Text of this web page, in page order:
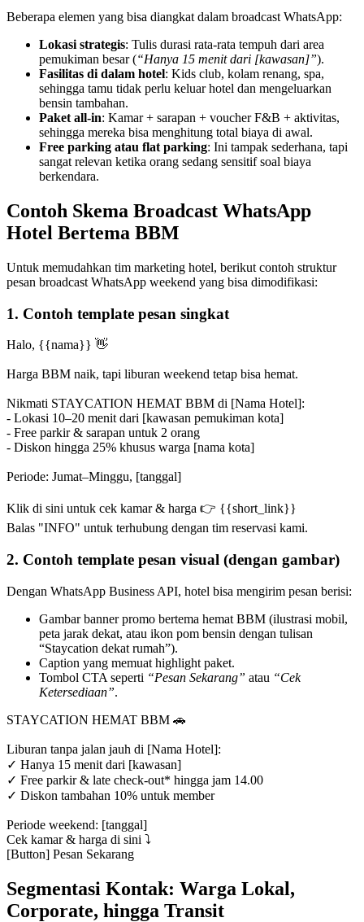
Beberapa elemen yang bisa diangkat dalam broadcast WhatsApp:
Lokasi strategis: Tulis durasi rata-rata tempuh dari area
pemukiman besar (“Hanya 15 menit dari [kawasan]”).
Fasilitas di dalam hotel: Kids club, kolam renang, spa,
sehingga tamu tidak perlu keluar hotel dan mengeluarkan
bensin tambahan.
Paket all-in: Kamar + sarapan + voucher F&B + aktivitas,
sehingga mereka bisa menghitung total biaya di awal.
Free parking atau flat parking: Ini tampak sederhana, tapi
sangat relevan ketika orang sedang sensitif soal biaya
berkendara.
Contoh Skema Broadcast WhatsApp
Hotel Bertema BBM
Untuk memudahkan tim marketing hotel, berikut contoh struktur
pesan broadcast WhatsApp weekend yang bisa dimodifikasi:
1. Contoh template pesan singkat
Halo, {{nama}} 👋
Harga BBM naik, tapi liburan weekend tetap bisa hemat.
Nikmati STAYCATION HEMAT BBM di [Nama Hotel]:
- Lokasi 10–20 menit dari [kawasan pemukiman kota]
- Free parkir & sarapan untuk 2 orang
- Diskon hingga 25% khusus warga [nama kota]
Periode: Jumat–Minggu, [tanggal]
Klik di sini untuk cek kamar & harga 👉 {{short_link}}
Balas "INFO" untuk terhubung dengan tim reservasi kami.
2. Contoh template pesan visual (dengan gambar)
Dengan WhatsApp Business API, hotel bisa mengirim pesan berisi:
Gambar banner promo bertema hemat BBM (ilustrasi mobil,
peta jarak dekat, atau ikon pom bensin dengan tulisan
“Staycation dekat rumah”).
Caption yang memuat highlight paket.
Tombol CTA seperti “Pesan Sekarang” atau “Cek
Ketersediaan”.
STAYCATION HEMAT BBM 🚗
Liburan tanpa jalan jauh di [Nama Hotel]:
✓ Hanya 15 menit dari [kawasan]
✓ Free parkir & late check-out* hingga jam 14.00
✓ Diskon tambahan 10% untuk member
Periode weekend: [tanggal]
Cek kamar & harga di sini ⤵️
[Button] Pesan Sekarang
Segmentasi Kontak: Warga Lokal,
Corporate, hingga Transit